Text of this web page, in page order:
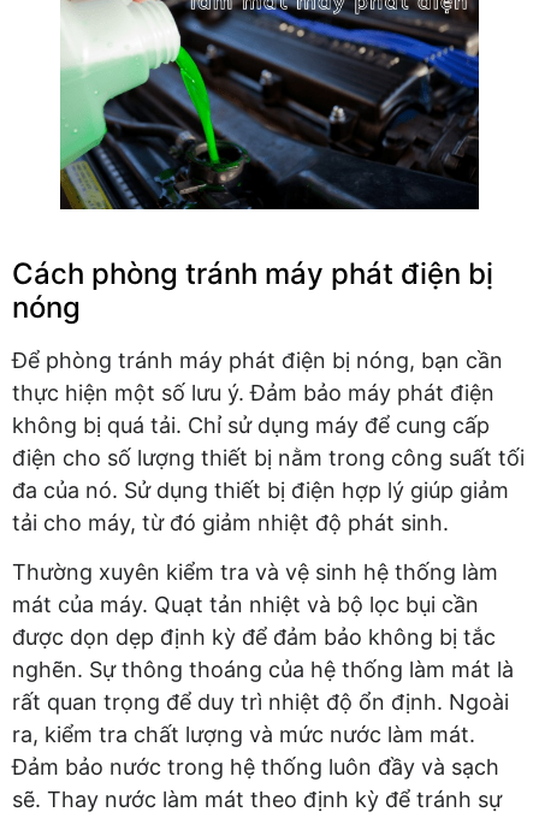
Cách phòng tránh máy phát điện bị
nóng
Để phòng tránh máy phát điện bị nóng, bạn cần
thực hiện một số lưu ý. Đảm bảo máy phát điện
không bị quá tải. Chỉ sử dụng máy để cung cấp
điện cho số lượng thiết bị nằm trong công suất tối
đa của nó. Sử dụng thiết bị điện hợp lý giúp giảm
tải cho máy, từ đó giảm nhiệt độ phát sinh.
Thường xuyên kiểm tra và vệ sinh hệ thống làm
mát của máy. Quạt tản nhiệt và bộ lọc bụi cần
được dọn dẹp định kỳ để đảm bảo không bị tắc
nghẽn. Sự thông thoáng của hệ thống làm mát là
rất quan trọng để duy trì nhiệt độ ổn định. Ngoài
ra, kiểm tra chất lượng và mức nước làm mát.
Đảm bảo nước trong hệ thống luôn đầy và sạch
sẽ. Thay nước làm mát theo định kỳ để tránh sự